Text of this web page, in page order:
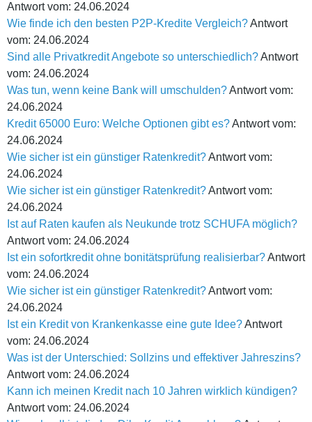
Antwort vom: 24.06.2024
Wie finde ich den besten P2P-Kredite Vergleich?Antwort
vom: 24.06.2024
Sind alle Privatkredit Angebote so unterschiedlich?Antwort
vom: 24.06.2024
Was tun, wenn keine Bank will umschulden?Antwort vom:
24.06.2024
Kredit 65000 Euro: Welche Optionen gibt es?Antwort vom:
24.06.2024
Wie sicher ist ein günstiger Ratenkredit?Antwort vom:
24.06.2024
Wie sicher ist ein günstiger Ratenkredit?Antwort vom:
24.06.2024
Ist auf Raten kaufen als Neukunde trotz SCHUFA möglich?
Antwort vom: 24.06.2024
Ist ein sofortkredit ohne bonitätsprüfung realisierbar?Antwort
vom: 24.06.2024
Wie sicher ist ein günstiger Ratenkredit?Antwort vom:
24.06.2024
Ist ein Kredit von Krankenkasse eine gute Idee?Antwort
vom: 24.06.2024
Was ist der Unterschied: Sollzins und effektiver Jahreszins?
Antwort vom: 24.06.2024
Kann ich meinen Kredit nach 10 Jahren wirklich kündigen?
Antwort vom: 24.06.2024